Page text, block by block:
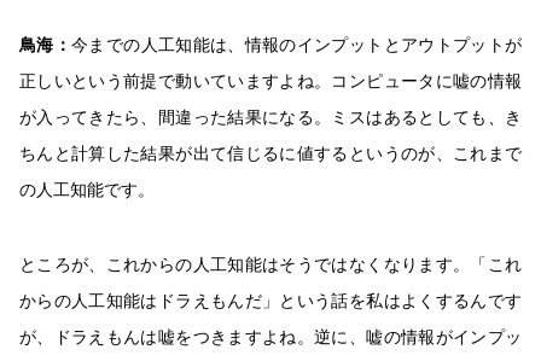
鳥海：今までの人工知能は、情報のインプットとアウトプットが
正しいという前提で動いていますよね。コンピュータに嘘の情報
が入ってきたら、間違った結果になる。ミスはあるとしても、き
ちんと計算した結果が出て信じるに値するというのが、これまで
の人工知能です。
ところが、これからの人工知能はそうではなくなります。「これ
からの人工知能はドラえもんだ」という話を私はよくするんです
が、ドラえもんは嘘をつきますよね。逆に、嘘の情報がインプッ